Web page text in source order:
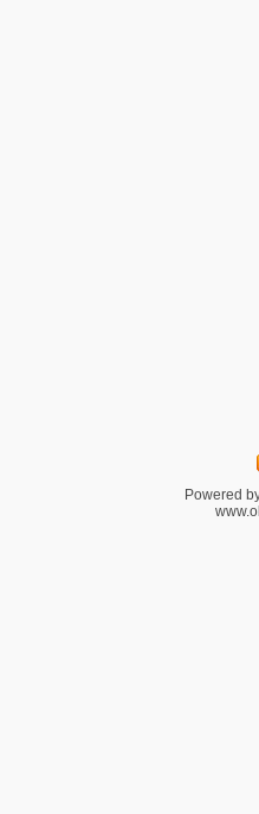
Powered